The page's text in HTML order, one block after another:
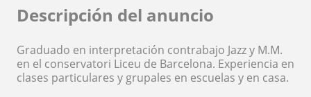
Descripción del anuncio
Graduado en interpretación contrabajo Jazz y M.M.
en el conservatori Liceu de Barcelona. Experiencia en
clases particulares y grupales en escuelas y en casa.